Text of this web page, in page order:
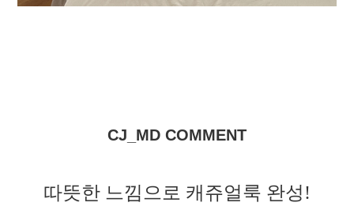
CJ_MD COMMENT
따뜻한 느낌으로 캐쥬얼룩 완성!